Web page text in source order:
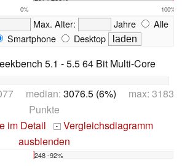
0% 100%
Max. Alter: Jahre
Alle
Smartphone Desktop
5.1 - 5.5 64 Bit Multi-Core
median: 3076.5 (6%) max: 3183
Punkte
im Detail - Vergleichsdiagramm
ausblenden
248 -92%